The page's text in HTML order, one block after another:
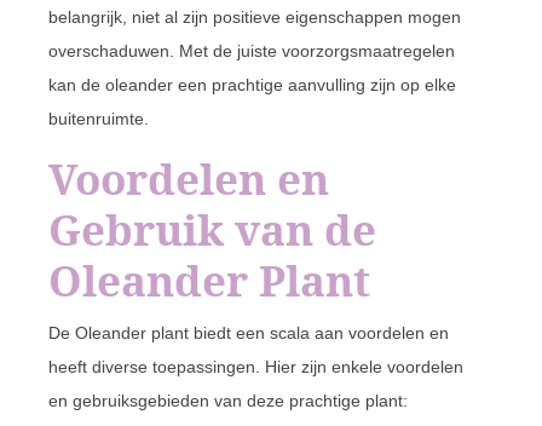
belangrijk, niet al zijn positieve eigenschappen mogen
overschaduwen. Met de juiste voorzorgsmaatregelen
kan de oleander een prachtige aanvulling zijn op elke
buitenruimte.
Voordelen en
Gebruik van de
Oleander Plant
De Oleander plant biedt een scala aan voordelen en
heeft diverse toepassingen. Hier zijn enkele voordelen
en gebruiksgebieden van deze prachtige plant: